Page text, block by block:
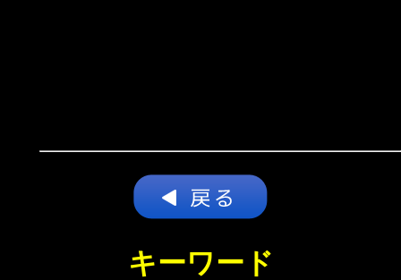
キーワード